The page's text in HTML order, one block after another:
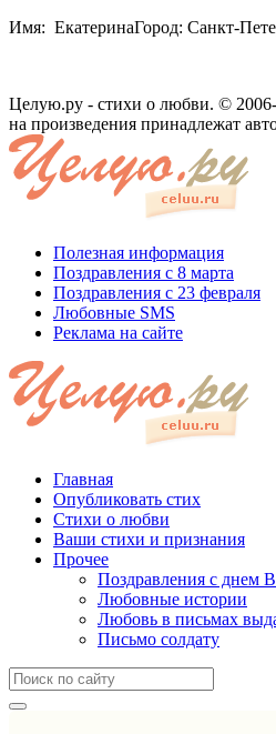
Имя: ЕкатеринаГород: Санкт-
Целую.ру - стихи о любви. © 2006-
на произведения принадлежат
Полезная информация
Поздравления с 8 марта
Поздравления с 23 февраля
Любовные SMS
Реклама на сайте
Главная
Опубликовать стих
Стихи о любви
Ваши стихи и признания
Прочее
Поздравления с днем
Любовные истории
Любовь в письмах
Письмо солдату